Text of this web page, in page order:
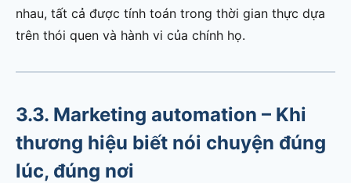
nhau, tất cả được tính toán trong thời gian thực dựa
trên thói quen và hành vi của chính họ.
3.3. Marketing automation – Khi
thương hiệu biết nói chuyện đúng
lúc, đúng nơi